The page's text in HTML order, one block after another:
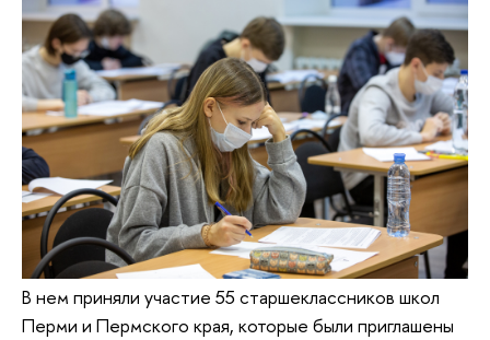
В нем приняли участие 55 старшеклассников школ
Перми и Пермского края, которые были приглашены